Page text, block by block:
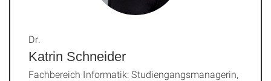
Katrin Schneider
Dr.
Fachbereich Informatik: Studiengangsmanagerin,